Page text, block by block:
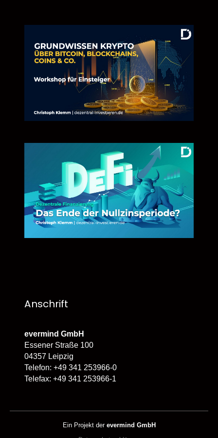
Anschrift
evermind GmbH
Essener Straße 100
04357 Leipzig
Telefon: +49 341 253966-0
Telefax: +49 341 253966-1
Ein Projekt der evermind GmbH